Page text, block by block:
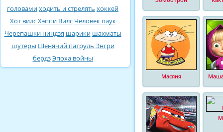
головамиходить и стрелять хоккей
Хот вилсХэппи Вилс Человек паук
Черепашки ниндзя шарики шахматы
шутеры Щенячий патруль Энгри
бердзЭпоха войны
Масяня